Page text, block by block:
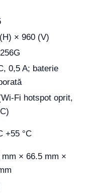
× 960 (V)
0,5 A; baterie
Fi hotspot oprit,
+55 °C
mm × 66.5 mm ×